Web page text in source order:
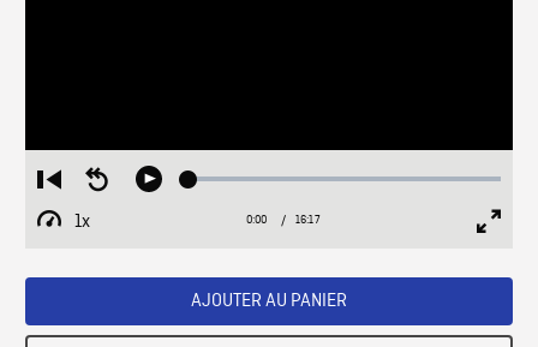
Restart
from
beginning
Seek
Play Loaded:
1x
Playback
Current
0:00 / Duration
16:17
AJOUTER AU PANIER